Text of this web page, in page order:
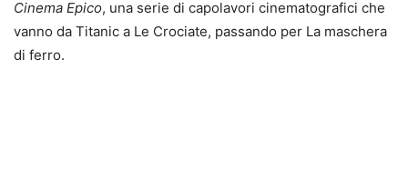
Cinema Epico, una serie di capolavori cinematografici che
vanno da Titanic a Le Crociate, passando per La maschera
di ferro.